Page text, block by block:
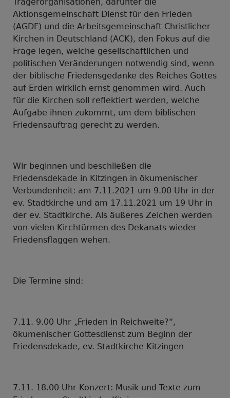
Aktionsgemeinschaft Dienst für den Frieden
(AGDF) und die Arbeitsgemeinschaft Christlicher
Kirchen in Deutschland (ACK), den Fokus auf die
Frage legen, welche gesellschaftlichen und
politischen Veränderungen notwendig sind, wenn
der biblische Friedensgedanke des Reiches Gottes
auf Erden wirklich ernst genommen wird. Auch
für die Kirchen soll reflektiert werden, welche
Aufgabe ihnen zukommt, um dem biblischen
Friedensauftrag gerecht zu werden.
Wir beginnen und beschließen die
Friedensdekade in Kitzingen in ökumenischer
Verbundenheit: am 7.11.2021 um 9.00 Uhr in der
ev. Stadtkirche und am 17.11.2021 um 19 Uhr in
der ev. Stadtkirche. Als äußeres Zeichen werden
von vielen Kirchtürmen des Dekanats wieder
Friedensflaggen wehen.
Die Termine sind:
7.11. 9.00 Uhr „Frieden in Reichweite?“,
ökumenischer Gottesdienst zum Beginn der
Friedensdekade, ev. Stadtkirche Kitzingen
7.11. 18.00 Uhr Konzert: Musik und Texte zum